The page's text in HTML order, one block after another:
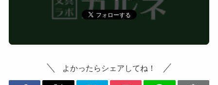
よかったらシェアしてね！